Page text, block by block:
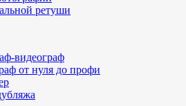
ретуши
видеограф
от нуля до профи